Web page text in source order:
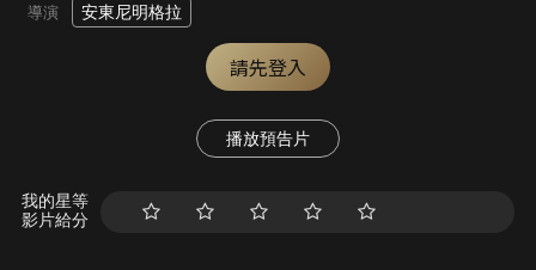
導演 安東尼明格拉
請先登入
播放預告片
我的星等
影片給分